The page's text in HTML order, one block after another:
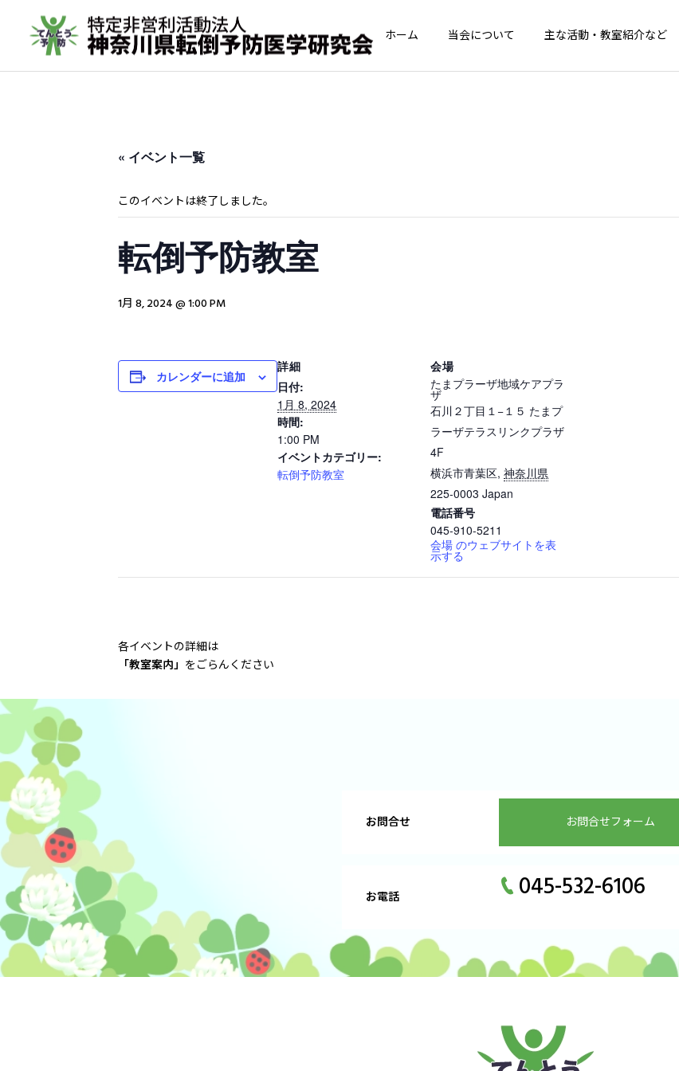
ホーム 当会について 主な活動・教室紹介など
その他の活動
転倒予防活動の歩み（メデ
年間活動報告
2023年間活動報告
« イベント一覧
このイベントは終了しました。
転倒予防教室
1月 8, 2024 @ 1:00 PM
カレンダーに追加
詳細
日付:
1月 8, 2024
時間:
1:00 PM
イベントカテゴリー:
転倒予防教室
会場
たまプラーザ地域ケアプラ
ザ
石川２丁目１−１５ たまプ
ラーザテラスリンクプラザ
4F
横浜市青葉区, 神奈川県
225-0003 Japan
電話番号
045-910-5211
会場 のウェブサイトを表
示する
各イベントの詳細は
「教室案内」 をごらんください
お問合せ お問合せフォーム
お電話 045-532-6106